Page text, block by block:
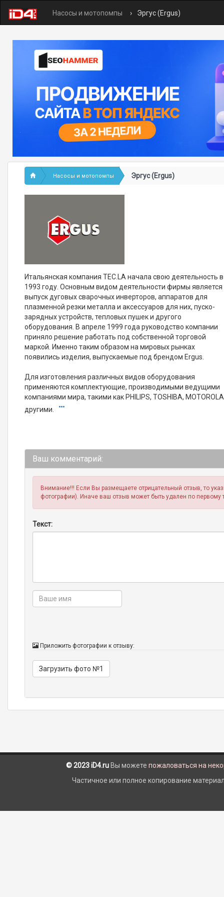
Насосы и мотопомпы Эргус (Ergus)
Насосы и мотопомпы Эргус (Ergus)
Итальянская компания TEC.LA начала свою деятельность в
1993 году. Основным видом деятельности фирмы является
выпуск дуговых сварочных инверторов, аппаратов для
плазменной резки металла и аксессуаров для них, пуско-
зарядных устройств, тепловых пушек и другого
оборудования. В апреле 1999 года руководство компании
приняло решение работать под собственной торговой
маркой. Именно таким образом на мировых рынках
появились изделия, выпускаемые под брендом Ergus.
Для изготовления различных видов оборудования
применяются комплектующие, производимыми ведущими
компаниями мира, такими как PHILIPS, TOSHIBA,
другими.
Ваш комментарий:
Внимание!!! Если Вы размещаете отрицательный отзыв, то
фотографии). Иначе ваш отзыв может быть удален по первому
Текст:
Приложить фотографии к отзыву:
Загрузить фото №1
© 2023 iD4.ru Вы можете пожаловаться на
Частичное или полное копирование